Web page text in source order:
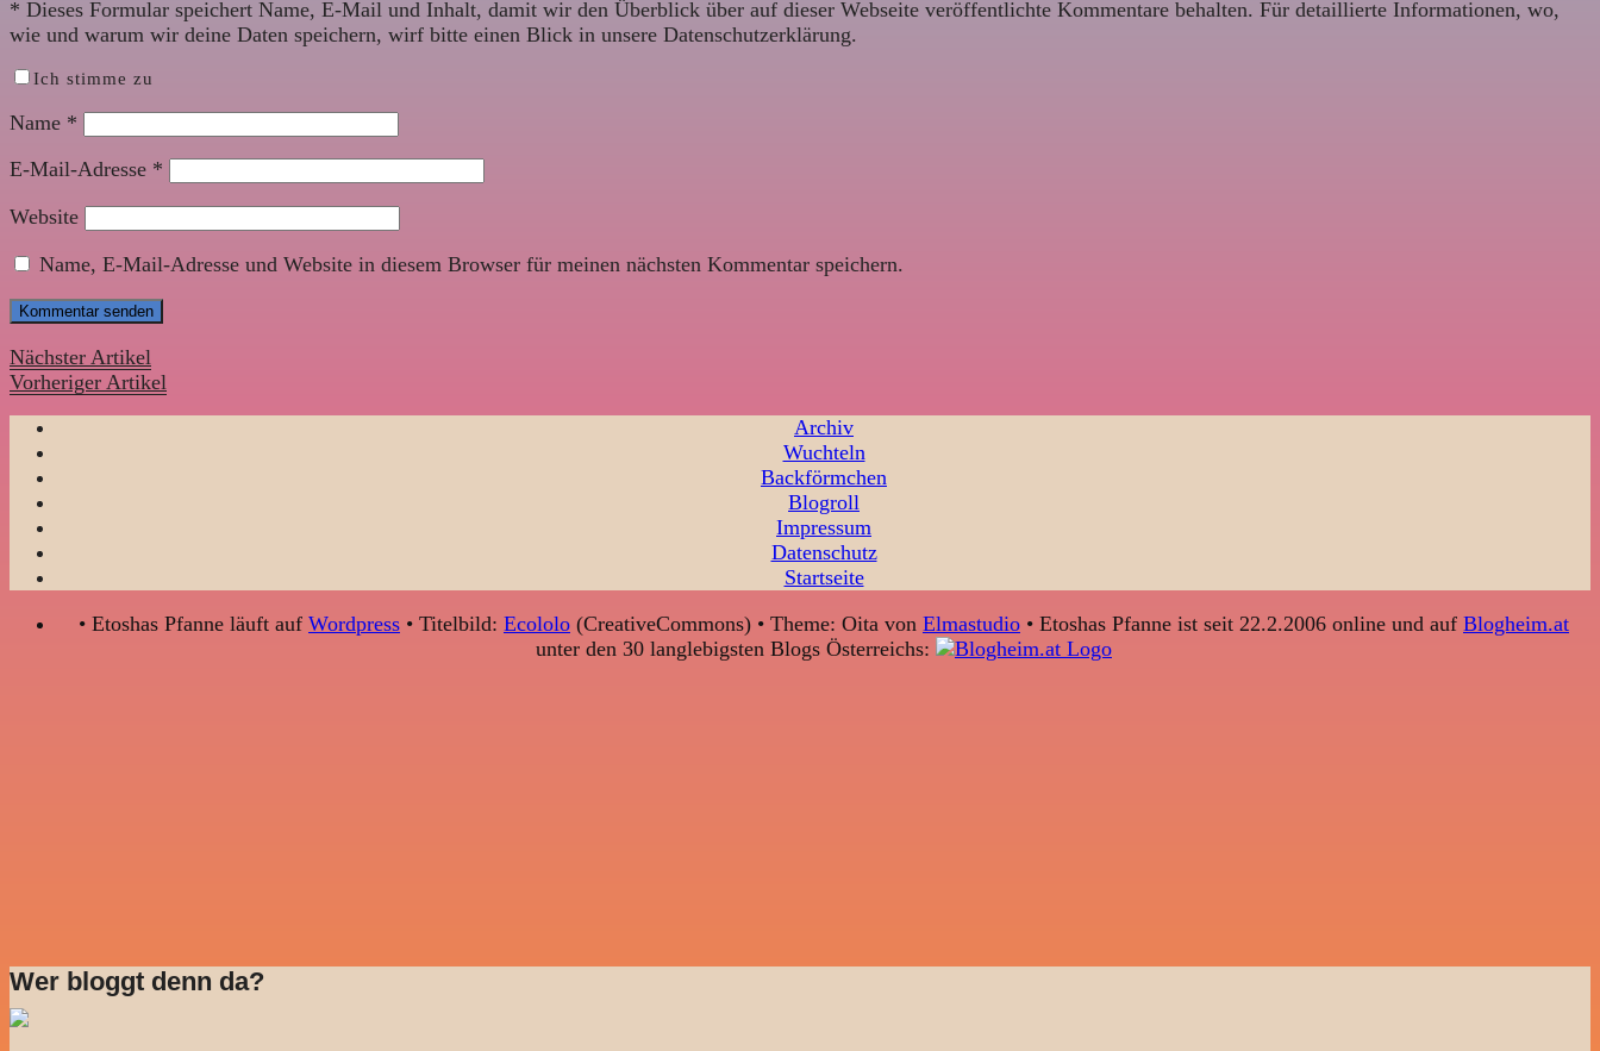
* Dieses Formular speichert Name, E-Mail und Inhalt, damit wir den Überblick über auf dieser Webseite veröffentlichte Kommentare behalten. Für detaillierte Informationen, wo,
wie und warum wir deine Daten speichern, wirf bitte einen Blick in unsere Datenschutzerklärung.
Ich stimme zu
Name *
E-Mail-Adresse *
Website
Name, E-Mail-Adresse und Website in diesem Browser für meinen nächsten Kommentar speichern.
Nächster Artikel
Vorheriger Artikel
Archiv
Wuchteln
Backförmchen
Blogroll
Impressum
Datenschutz
Startseite
• Etoshas Pfanne läuft auf Wordpress • Titelbild: Ecololo (CreativeCommons) • Theme: Oita von Elmastudio • Etoshas Pfanne ist seit 22.2.2006 online und auf Blogheim.at
unter den 30 langlebigsten Blogs Österreichs:
Wer bloggt denn da?